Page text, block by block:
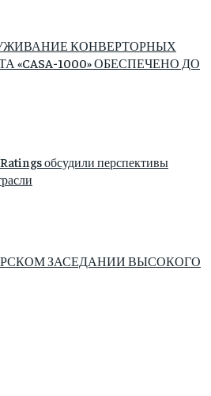
КОНВЕРТОРНЫХ
1000» ОБЕСПЕЧЕНО ДО
обсудили перспективы
ЗАСЕДАНИИ ВЫСОКОГО